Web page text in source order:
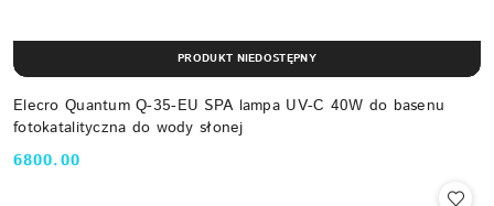
Elecro Quantum Q-35-EU SPA lampa UV-C 40W do basenu
fotokatalityczna do wody słonej
Cena:
6800.00
PRODUKT NIEDOSTĘPNY